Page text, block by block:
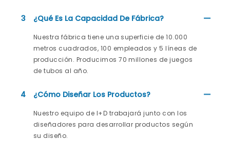
3 ¿Qué Es La Capacidad De Fábrica?
Nuestra fábrica tiene una superficie de 10.000
metros cuadrados, 100 empleados y 5 líneas de
producción. Producimos 70 millones de juegos
de tubos al año.
4 ¿Cómo Diseñar Los Productos?
Nuestro equipo de I+D trabajará junto con los
diseñadores para desarrollar productos según
su diseño.